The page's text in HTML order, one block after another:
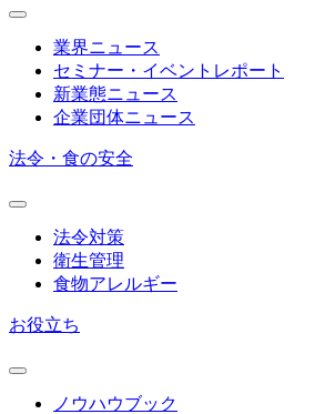
業界ニュース
セミナー・イベントレポート
新業態ニュース
企業団体ニュース
法令・食の安全
法令対策
衛生管理
食物アレルギー
お役立ち
ノウハウブック